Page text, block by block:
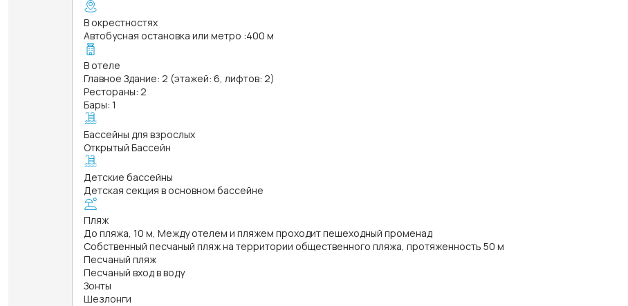
В окрестностях
Автобусная остановка или метро :400 м
В отеле
Главное Здание: 2 (этажей: 6, лифтов: 2)
Рестораны: 2
Бары: 1
Бассейны для взрослых
Открытый Бассейн
Детские бассейны
Детская секция в основном бассейне
Пляж
До пляжа, 10 м, Между отелем и пляжем проходит пешеходный променад
Собственный песчаный пляж на территории общественного пляжа, протяженность 50 м
Песчаный пляж
Песчаный вход в воду
Зонты
Шезлонги